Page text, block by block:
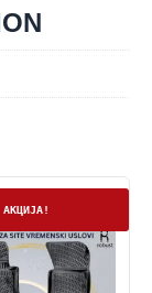
АКЦИЈА!